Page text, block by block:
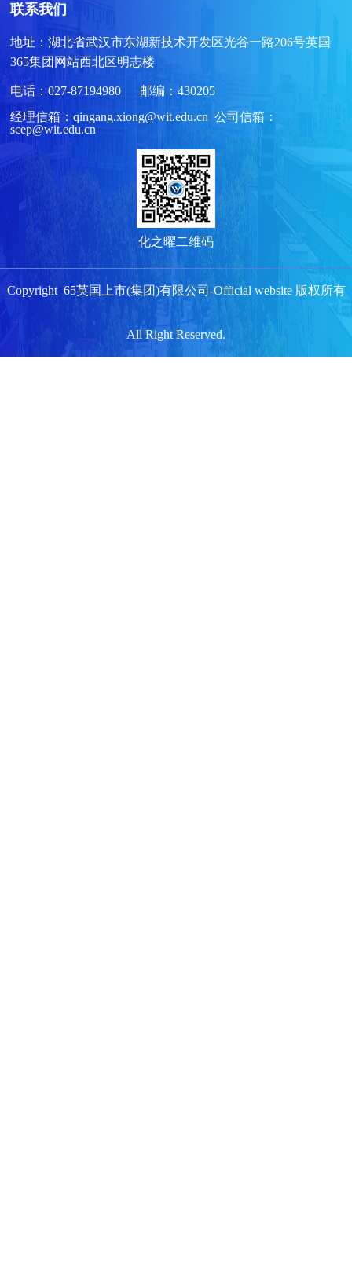
联系我们
地址：湖北省武汉市东湖新技术开发区光谷一路206号英国
365集团网站西北区明志楼
电话：027-87194980 邮编：430205
经理信箱：qingang.xiong@wit.edu.cn 公司信箱：
scep@wit.edu.cn
化之曜二维码
Copyright 65英国上市(集团)有限公司-Official website 版权所有
All Right Reserved.